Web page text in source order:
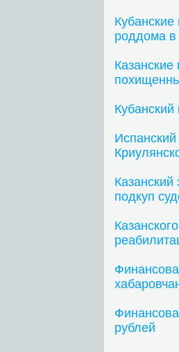
роддома в
подкуп
рублей